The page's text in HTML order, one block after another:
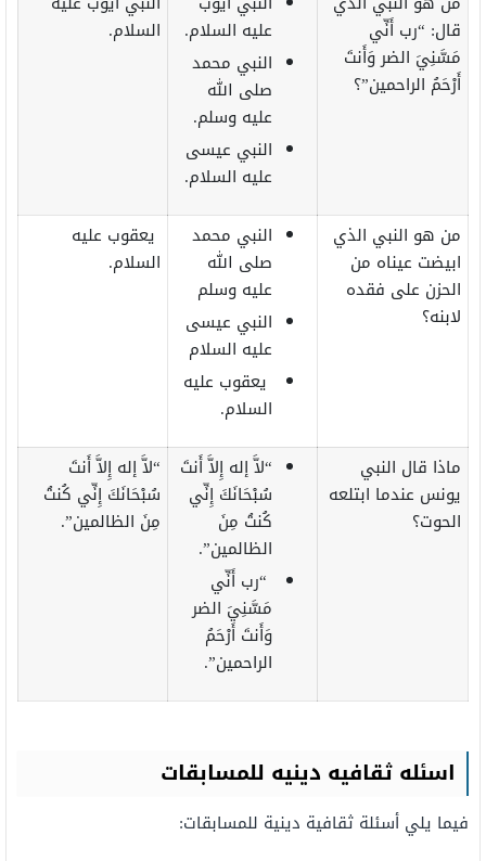
قال: “رب أَنِّي
مَسَّنِيَ الضر وَأَنتَ
أَرْحَمُ الراحمين”؟
عليه السلام.
النبي محمد
صلى الله
عليه وسلم.
النبي عيسى
عليه السلام.
السلام.
من هو النبي الذي
ابيضت عيناه من
الحزن على فقده
لابنه؟
النبي محمد
صلى الله
عليه وسلم
النبي عيسى
عليه السلام
يعقوب عليه
السلام.
يعقوب عليه
السلام.
ماذا قال النبي
يونس عندما ابتلعه
الحوت؟
“لاَّ إله إِلاَّ أَنتَ
سُبْحَانَكَ إِنِّي
كُنتُ مِنَ
الظالمين”.
“رب أَنِّي
مَسَّنِيَ الضر
وَأَنتَ أَرْحَمُ
الراحمين”.
“لاَّ إله إِلاَّ أَنتَ
سُبْحَانَكَ إِنِّي كُنتُ
مِنَ الظالمين”.
اسئله ثقافيه دينيه للمسابقات
فيما يلي أسئلة ثقافية دينية للمسابقات: